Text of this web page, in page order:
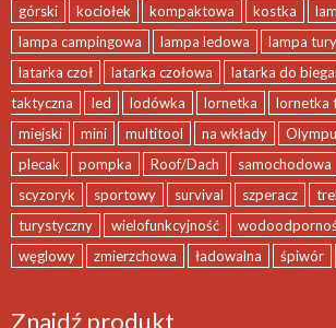
górski
kociołek kompaktowa kostka
lampa campingowa
lampa ledowa lampa
latarka czoł
latarka czołowa latarka do
taktyczna
led lodówka lornetka lornetka
miejski
mini multitool na wkłady
plecak
pompka Roof/Dach samochodowa
scyzoryk
sportowy survival szperacz
turystyczny
wielofunkcyjność
węglowy
zmierzchowa ładowalna śpiwór
Znajdź produkt